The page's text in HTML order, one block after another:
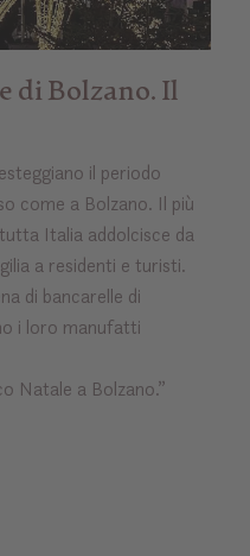
di Bolzano. Il
il periodo
come a Bolzano. Il più
Italia addolcisce da
a residenti e turisti.
di bancarelle di
i loro manufatti
Natale a Bolzano.”